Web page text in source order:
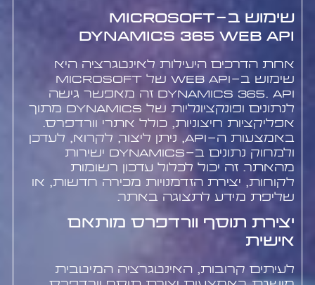
שימוש ב-Microsoft
Dynamics 365 Web API
אחת הדרכים היעילות לאינטגרציה היא
שימוש ב-Web API של Microsoft
Dynamics 365. API זה מאפשר גישה
לנתונים ופונקציונליות של Dynamics מתוך
אפליקציות חיצוניות, כולל אתרי וורדפרס.
באמצעות ה-API, ניתן ליצור, לקרוא, לעדכן
ולמחוק נתונים ב-Dynamics ישירות
מהאתר. זה יכול לכלול עדכון רשומות
לקוחות, יצירת הזדמנויות מכירה חדשות, או
שליפת מידע לתצוגה באתר.
יצירת תוסף וורדפרס מותאם
אישית
לעיתים קרובות, האינטגרציה המיטבית